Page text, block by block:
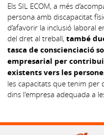
Els SIL ECOM, a més
persona amb discapacitat
d’afavorir la inclusió laboral
del dret al treball, també
tasca de conscienciació
empresarial per
existents vers les
les capacitats que tenim per
dins l'empresa adequada a